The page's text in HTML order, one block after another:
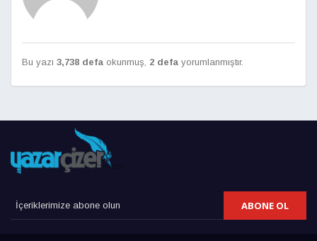
Bu yazı 3,738 defa okunmuş, 2 defa yorumlanmıştır.
ABONE OL